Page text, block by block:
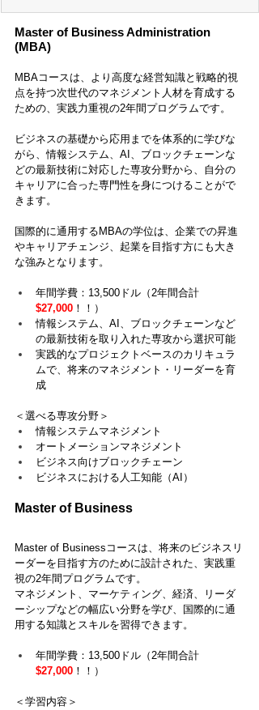
Master of Business Administration
(MBA)
MBAコースは、より高度な経営知識と戦略的視
点を持つ次世代のマネジメント人材を育成する
ための、実践力重視の2年間プログラムです。
ビジネスの基礎から応用までを体系的に学びな
がら、情報システム、AI、ブロックチェーンな
どの最新技術に対応した専攻分野から、自分の
キャリアに合った専門性を身につけることがで
きます。
国際的に通用するMBAの学位は、企業での昇進
やキャリアチェンジ、起業を目指す方にも大き
な強みとなります。
年間学費：13,500ドル（2年間合計
$27,000 ！！）
情報システム、AI、ブロックチェーンなど
の最新技術を取り入れた専攻から選択可能
実践的なプロジェクトベースのカリキュラ
ムで、将来のマネジメント・リーダーを育
成
＜選べる専攻分野＞
情報システムマネジメント
オートメーションマネジメント
ビジネス向けブロックチェーン
ビジネスにおける人工知能（AI）
Master of Business
Master of Businessコースは、将来のビジネスリ
ーダーを目指す方のために設計された、実践重
視の2年間プログラムです。
マネジメント、マーケティング、経済、リーダ
ーシップなどの幅広い分野を学び、国際的に通
用する知識とスキルを習得できます。
年間学費：13,500ドル（2年間合計
$27,000 ！！）
＜学習内容＞